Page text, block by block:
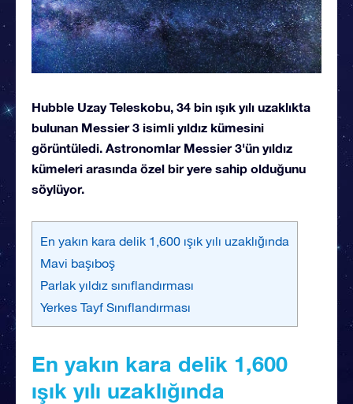
Hubble Uzay Teleskobu, 34 bin ışık yılı uzaklıkta
bulunan Messier 3 isimli yıldız kümesini
görüntüledi. Astronomlar Messier 3'ün yıldız
kümeleri arasında özel bir yere sahip olduğunu
söylüyor.
En yakın kara delik 1,600 ışık yılı uzaklığında
Mavi başıboş
Parlak yıldız sınıflandırması
Yerkes Tayf Sınıflandırması
En yakın kara delik 1,600
ışık yılı uzaklığında